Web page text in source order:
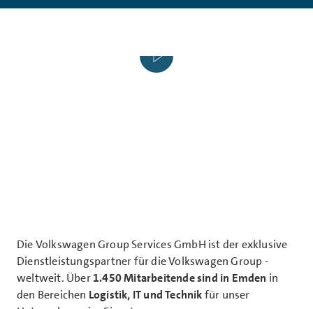
Die Volkswagen Group Services GmbH ist der exklusive
Dienstleistungs­partner für die Volkswagen Group -
weltweit. Über1.450 Mitarbeitende sind in Emden in
den Bereichen Logistik, IT und Technikfür unser